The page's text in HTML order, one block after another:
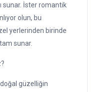
sunar. İster romantik
olun, bu
yerlerinden birinde
sunar.
güzelliğin